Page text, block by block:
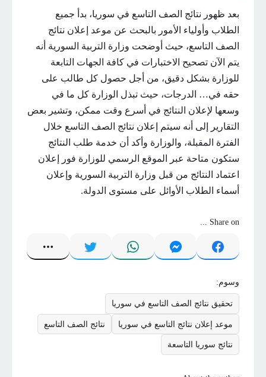
بعد ظهور نتائج الصف التاسع في سوريا، بدأ جميع
الطلاب وأولياء الأمور بالبحث عن موعد إعلان نتائج
الصف التاسع، حيث أوضحت وزارة التربية السورية أنه
يتم الآن تصحيح الاختبارات في كافة الجهات التابعة
للوزارة بشكل دقيق، من أجل حصول كل طالب على
حقه في… الدرجات، حيث تبذل الوزارة كل ما في
وسعها لإعلان النتائج في أسرع وقت ممكن، وتشير بعض
التقارير إلى أنه سيتم إعلان نتائج الصف التاسع خلال
الفترة المقبلة، والوزارة وأكد أن خدمة طلب النتائج
ستكون متاحة عبر الموقع الرسمي للوزارة فور إعلان
اعتماد النتائج من قبل وزارة التربية السورية وإعلان
أسماء الطلاب الأوائل على مستوى الدولة.
Share on ...
وسوم:
تحقيق نتائج الصف التاسع في سوريا
موعد إعلان نتائج التاسع في سوريا نتائج الصف التاسع
نتائج سوريا التاسعة